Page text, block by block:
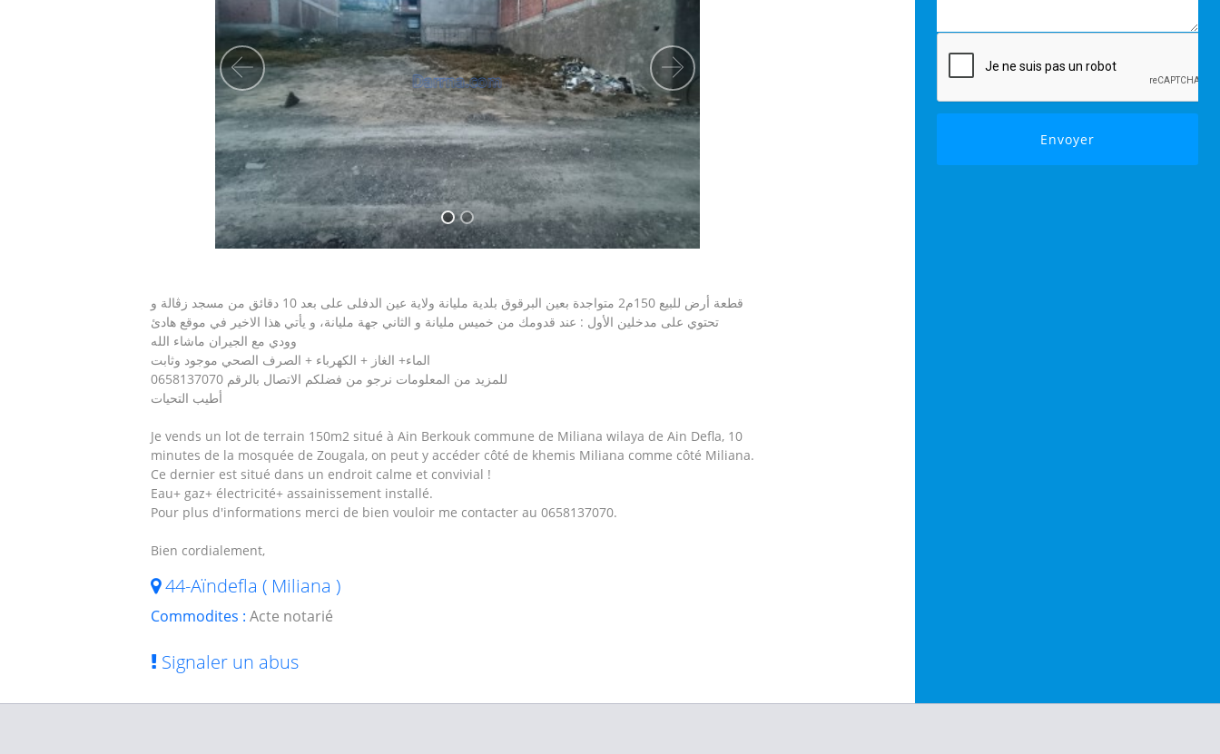
Precedent Suivant
قطعة أرض للبيع 150م2 متواجدة بعين البرقوق بلدية مليانة ولاية عين الدفلى على بعد 10 دقائق من مسجد زڨالة و
تحتوي على مدخلين الأول : عند قدومك من خميس مليانة و الثاني جهة مليانة، و يأتي هذا الاخير في موقع هادئ
وودي مع الجيران ماشاء الله
الماء+ الغاز + الكهرباء + الصرف الصحي موجود وثابت
للمزيد من المعلومات نرجو من فضلكم الاتصال بالرقم 0658137070
أطيب التحيات
Je vends un lot de terrain 150m2 situé à Ain Berkouk commune de Miliana wilaya de Ain Defla, 10
minutes de la mosquée de Zougala, on peut y accéder côté de khemis Miliana comme côté Miliana.
Ce dernier est situé dans un endroit calme et convivial !
Eau+ gaz+ électricité+ assainissement installé.
Pour plus d'informations merci de bien vouloir me contacter au 0658137070.
Bien cordialement,
44-Aïndefla ( Miliana )
Commodites :Acte notarié
Signaler un abus
Envoyer